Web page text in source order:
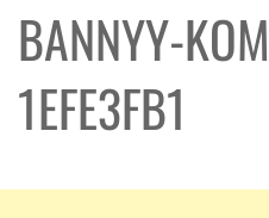
BANNYY-
1EFE3FB1